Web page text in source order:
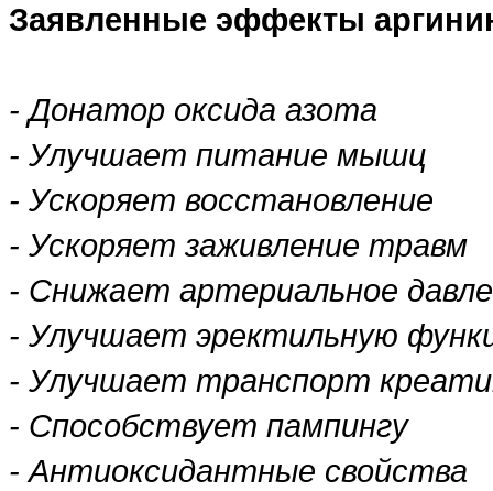
Заявленные эффекты
- Донатор оксида азота
- Улучшает питание мышц
- Ускоряет восстановление
- Ускоряет заживление травм
- Снижает артериальное
- Улучшает эректильную
- Улучшает транспорт
- Способствует пампингу
- Антиоксидантные свойства